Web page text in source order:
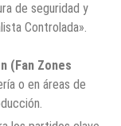
de seguridad y
Controlada».
(Fan Zones
o en áreas de